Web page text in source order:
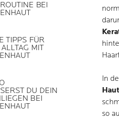
BEI
TIPPS FÜR
MIT
DU DEIN
BEI
In
so